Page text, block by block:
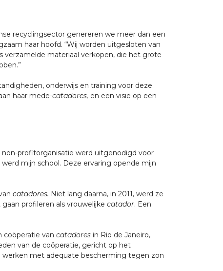
recyclingsector genereren we meer dan een
haar hoofd. “Wij worden uitgesloten van
verzamelde materiaal verkopen, die het grote
onderwijs en training voor deze
haar mede-catadores, en een visie op een
non-profitorganisatie werd uitgenodigd voor
mijn school. Deze ervaring opende mijn
catadores. Niet lang daarna, in 2011, werd ze
profileren als vrouwelijke catador. Een
coöperatie van catadores in Rio de Janeiro,
van de coöperatie, gericht op het
werken met adequate bescherming tegen zon